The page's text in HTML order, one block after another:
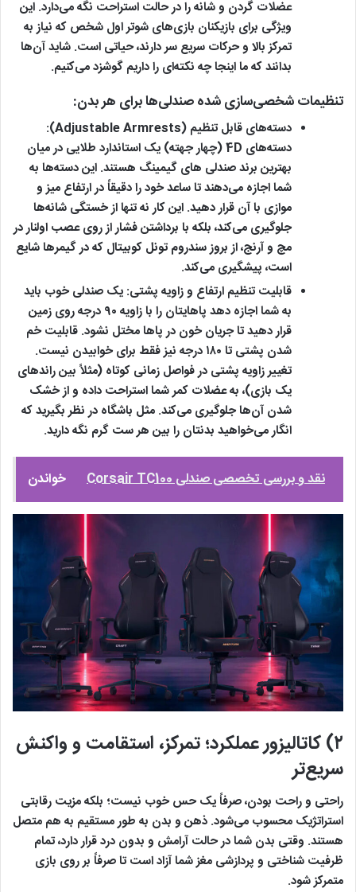
عضلات گردن و شانه را در حالت استراحت نگه می‌دارد. این
ویژگی برای بازیکنان بازی‌های شوتر اول شخص که نیاز به
تمرکز بالا و حرکات سریع سر دارند، حیاتی است. شاید آن‌ها
بدانند که ما اینجا چه نکته‌ای را داریم گوشزد می‌کنیم.
تنظیمات شخصی‌سازی شده صندلی‌ها برای هر بدن:
دسته‌های قابل تنظیم (Adjustable Armrests):
دسته‌های 4D (چهار جهته) یک استاندارد طلایی در میان
بهترین برند صندلی های گیمینگ هستند. این دسته‌ها به
شما اجازه می‌دهند تا ساعد خود را دقیقاً در ارتفاع میز و
موازی با آن قرار دهید. این کار نه تنها از خستگی شانه‌ها
جلوگیری می‌کند، بلکه با برداشتن فشار از روی عصب اولنار در
مچ و آرنج، از بروز سندروم تونل کوبیتال که در گیمرها شایع
است، پیشگیری می‌کند.
قابلیت تنظیم ارتفاع و زاویه پشتی: یک صندلی خوب باید
به شما اجازه دهد پاهایتان را با زاویه ۹۰ درجه روی زمین
قرار دهید تا جریان خون در پاها مختل نشود. قابلیت خم
شدن پشتی تا ۱۸۰ درجه نیز فقط برای خوابیدن نیست.
تغییر زاویه پشتی در فواصل زمانی کوتاه (مثلاً بین راندهای
یک بازی)، به عضلات کمر شما استراحت داده و از خشک
شدن آن‌ها جلوگیری می‌کند. مثل باشگاه در نظر بگیرید که
انگار می‌خواهید بدنتان را بین هر ست گرم نگه دارید.
خواندن نقد و بررسی تخصصی صندلی Corsair TC100
۲) کاتالیزور عملکرد؛ تمرکز، استقامت و واکنش
سریع‌تر
راحتی و راحت بودن، صرفاً یک حس خوب نیست؛ بلکه مزیت رقابتی
استراتژیک محسوب می‌شود. ذهن و بدن به طور مستقیم به هم متصل
هستند. وقتی بدن شما در حالت آرامش و بدون درد قرار دارد، تمام
ظرفیت شناختی و پردازشی مغز شما آزاد است تا صرفاً بر روی بازی
متمرکز شود.